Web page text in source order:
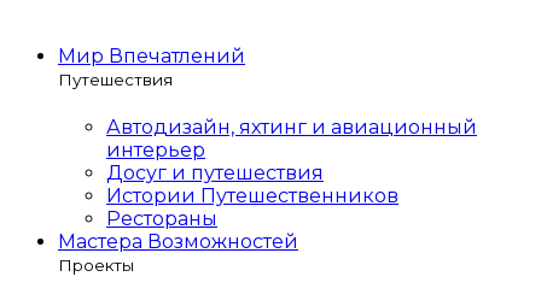
Мир Впечатлений
Путешествия
Автодизайн, яхтинг и авиационный
интерьер
Досуг и путешествия
Истории Путешественников
Рестораны
Мастера Возможностей
Проекты